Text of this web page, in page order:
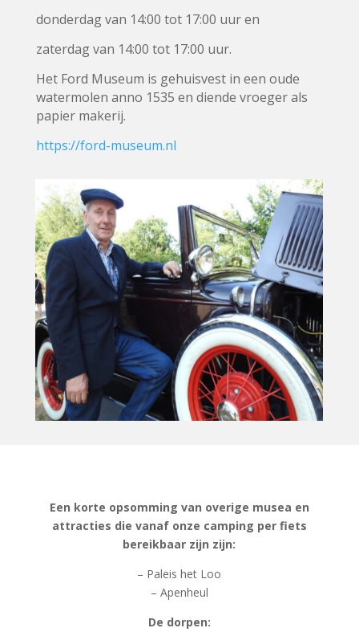
donderdagvan 14:00 tot 17:00 uur en
zaterdag van 14:00 tot 17:00 uur.
Het Ford Museum is gehuisvest in een oude
watermolen anno 1535 en diende vroeger als
papier makerij.
https://ford-museum.nl
Een korte opsomming van overige musea en
attracties die vanaf onze camping per fiets
bereikbaar zijn zijn:
– Paleis het Loo
– Apenheul
De dorpen: